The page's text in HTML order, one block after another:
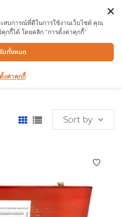
ลื่อน/บล็อก/เเหวน
Sort by
ะสบการณ์ที่ดีในการใช้งานเว็บไซต์ คุณ
กกี้ได้ โดยคลิก "การตั้งค่าคุกกี้"
บทั้งหมด
งค่าคุกกี้